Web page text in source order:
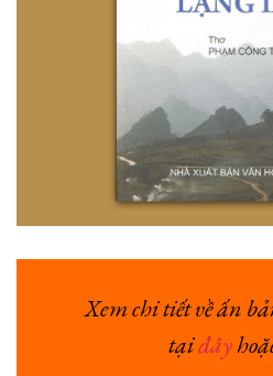
Xem chi tiết về ấn
tạiđây